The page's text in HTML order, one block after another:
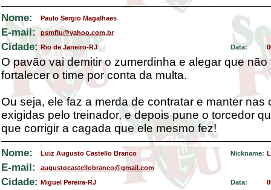
Nome: Paulo Sergio Magalhaes
E-mail: psmflu@yahoo.com.br
Cidade: Rio de Janeiro-RJ Data:
O pavão vai demitir o zumerdinha e alegar que não
fortalecer o time por conta da multa.
Ou seja, ele faz a merda de contratar e manter nas
exigidas pelo treinador, e depois pune o torcedor
que corrigir a cagada que ele mesmo fez!
Nome: Luiz Augusto Castello Branco Nickname:
E-mail: augustocastellobranco@gmail.com
Cidade: Miguel Pereira-RJ Data: